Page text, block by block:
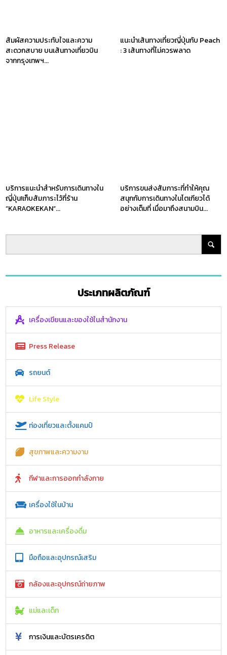
สัมผัสความประทับใจและความ
สะดวกสบาย บนเส้นทางเที่ยวบิน
จากกรุงเทพฯ...
แนะนำเส้นทางเที่ยวญี่ปุ่นกับ Peach
: 3 เส้นทางที่ไม่ควรพลาด
บริการแนะนำสำหรับการเดินทางใน
ญี่ปุ่น!เก็บสัมภาระไว้ที่ร้าน
”KARAOKEKAN”...
บริการขนส่งสัมภาระที่ทำให้คุณ
สนุกกับการเดินทางในโตเกียวได้
อย่างเต็มที่ เมื่อมาถึงสนามบิน...
ประเภทผลิตภัณฑ์
เครื่องเขียนและของใช้ในสำนักงาน
Press Release
รถยนต์
Life Style
ท่องเที่ยวและตั้งแคมป์
สุขภาพและความงาม
กีฬาและการออกกำลังกาย
เครื่องใช้ในบ้าน
อาหารและเครื่องดื่ม
มือถือและอุปกรณ์เสริม
กล้องและอุปกรณ์ถ่ายภาพ
แม่และเด็ก
การเงินและบัตรเครดิต